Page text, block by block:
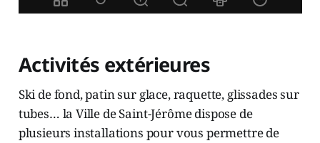
Activités extérieures
Ski de fond, patin sur glace, raquette, glissades sur
tubes… la Ville de Saint-Jérôme dispose de
plusieurs installations pour vous permettre de